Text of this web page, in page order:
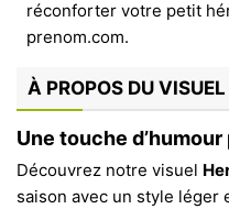
À PROPOS DU VISUEL
Une touche
Découvrez notre visuel
saison avec un style léger